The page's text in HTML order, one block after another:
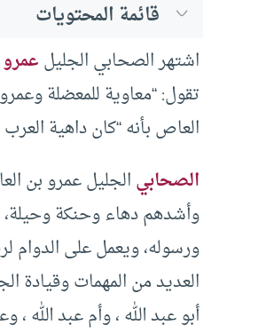
قائمة المحتويات
اشتهر الصحابي الجليل
تقول: “معاوية للمعضلة
العاص بأنه “كان داهية
الصحابيالجليل عمرو بن
وأشدهم دهاء وحنكة
ورسوله، ويعمل على الدوام
العديد من المهمات
أبو عبد الله ، وأم عبد الله ،